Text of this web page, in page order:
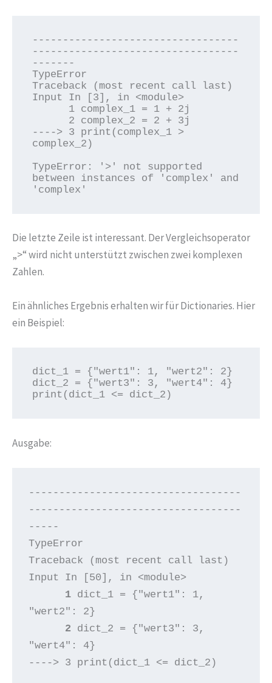
----------------------------------
----------------------------------
-------
TypeError
Traceback (most recent call last)
Input In [3], in <module>
----> 3 print(complex_1 >
complex_2)
TypeError: '>' not supported
between instances of 'complex' and
'complex'
Die letzte Zeile ist interessant. Der Vergleichsoperator
„>“ wird nicht unterstützt zwischen zwei komplexen
Zahlen.
Ein ähnliches Ergebnis erhalten wir für Dictionaries. Hier
ein Beispiel:
dict_1 = {"wert1": 1, "wert2": 2}
dict_2 = {"wert3": 3, "wert4": 4}
print(dict_1 <= dict_2)
Ausgabe:
-----------------------------------
-----------------------------------
-----
TypeError
Traceback (most recent call last)
      1
dict_1 = {"wert1": 1,
      2
dict_2 = {"wert3": 3,
"wert4": 4}
----> 3 print(dict_1 <= dict_2)